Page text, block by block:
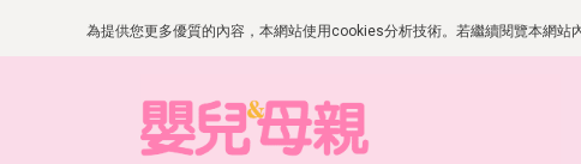
為提供您更多優質的內容，本網站使用cookies分析技術。若繼續閱覽本網